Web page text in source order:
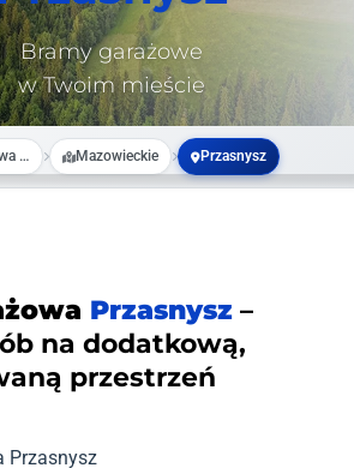
Bramy garażowe
w Twoim mieście
Brama garazowa na wymiar Mazowieckie Przasnysz
Przasnysz –
na dodatkową,
przestrzeń